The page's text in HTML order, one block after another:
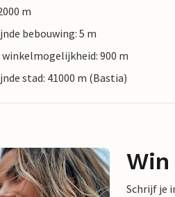
m
bebouwing: 5 m
900 m
stad: 41000 m (Bastia)
Schrijf je